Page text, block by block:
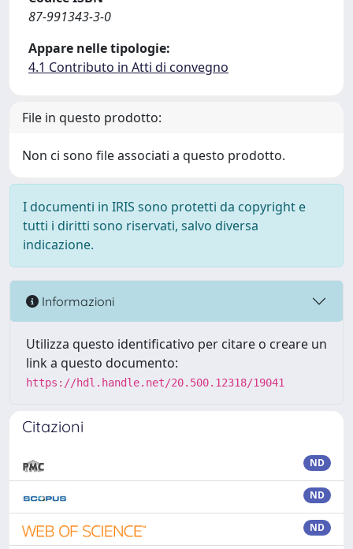
87-991343-3-0
Appare nelle tipologie:
4.1 Contributo in Atti di convegno
File in questo prodotto:
Non ci sono file associati a questo prodotto.
I documenti in IRIS sono protetti da copyright e
tutti i diritti sono riservati, salvo diversa
indicazione.
Informazioni
Utilizza questo identificativo per citare o creare un
link a questo documento:
https://hdl.handle.net/20.500.12318/19041
Citazioni
ND
ND
ND